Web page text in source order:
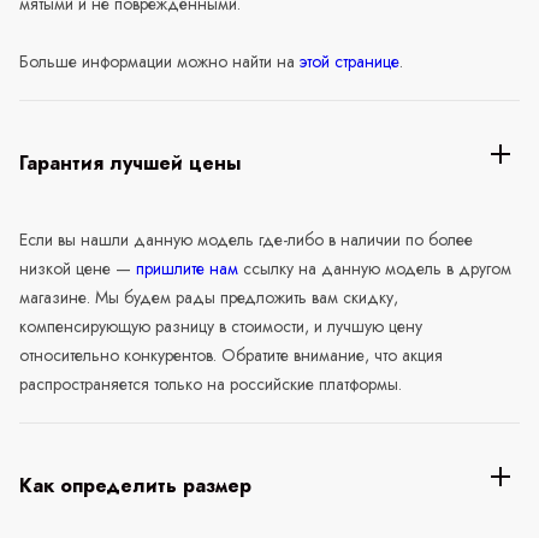
Больше информации можно найти на этой странице.
Гарантия лучшей цены
Если вы нашли данную модель где-либо в наличии по более
низкой цене — пришлите нам ссылку на данную модель в другом
магазине. Мы будем рады предложить вам скидку,
компенсирующую разницу в стоимости, и лучшую цену
относительно конкурентов. Обратите внимание, что акция
распространяется только на российские платформы.
Как определить размер